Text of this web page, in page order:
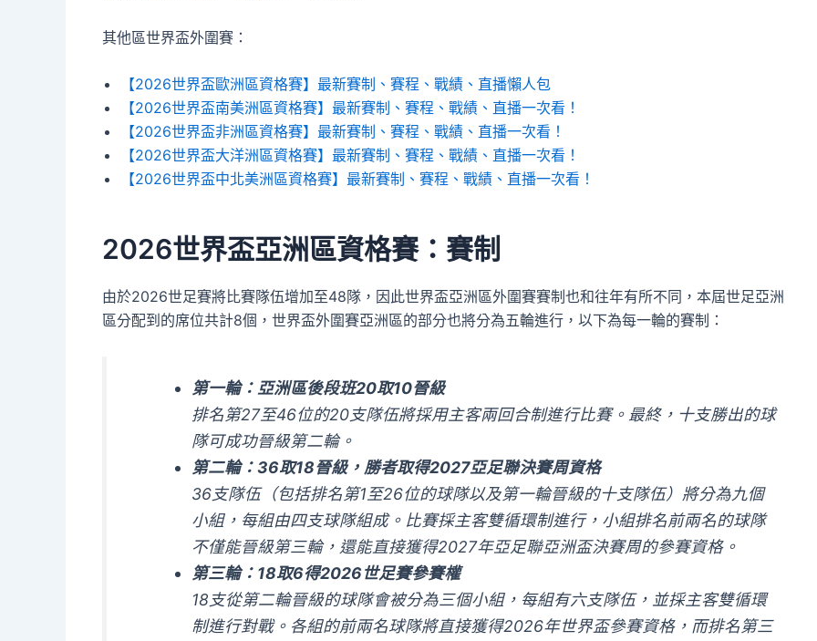
其他區世界盃外圍賽：
【2026世界盃歐洲區資格賽】最新賽制、賽程、戰績、直播懶人包
【2026世界盃南美洲區資格賽】最新賽制、賽程、戰績、直播一次看！
【2026世界盃非洲區資格賽】最新賽制、賽程、戰績、直播一次看！
【2026世界盃大洋洲區資格賽】最新賽制、賽程、戰績、直播一次看！
【2026世界盃中北美洲區資格賽】最新賽制、賽程、戰績、直播一次看！
2026世界盃亞洲區資格賽：賽制
由於2026世足賽將比賽隊伍增加至48隊，因此世界盃亞洲區外圍賽賽制也和往年有所不同，本屆世足亞洲
區分配到的席位共計8個，世界盃外圍賽亞洲區的部分也將分為五輪進行，以下為每一輪的賽制：
第一輪：亞洲區後段班20取10晉級
排名第27至46位的20支隊伍將採用主客兩回合制進行比賽。最終，十支勝出的球
隊可成功晉級第二輪。
第二輪：36取18晉級，勝者取得2027亞足聯決賽周資格
36支隊伍（包括排名第1至26位的球隊以及第一輪晉級的十支隊伍）將分為九個
小組，每組由四支球隊組成。比賽採主客雙循環制進行，小組排名前兩名的球隊
不僅能晉級第三輪，還能直接獲得2027年亞足聯亞洲盃決賽周的參賽資格。
第三輪：18取6得2026世足賽參賽權
18支從第二輪晉級的球隊會被分為三個小組，每組有六支隊伍，並採主客雙循環
制進行對戰。各組的前兩名球隊將直接獲得2026年世界盃參賽資格，而排名第三